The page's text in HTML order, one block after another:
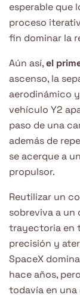
esperable que
proceso
fin dominar la
Aún así,el
ascenso, la
aerodinámico
vehículo Y2
paso de una
además de
se acerque a
propulsor.
Reutilizar un
sobreviva a un
trayectoria en
precisión y
SpaceX
hace años,
todavía en una